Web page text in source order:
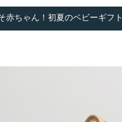
赤ちゃん！初夏のベビーギフト